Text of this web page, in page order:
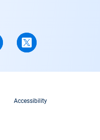
Accessibility